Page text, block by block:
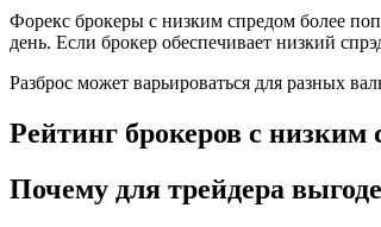
Форекс брокеры с низким спредом более
день. Если брокер обеспечивает низкий
Разброс может варьироваться для разных
Рейтинг брокеров с низким
Почему для трейдера